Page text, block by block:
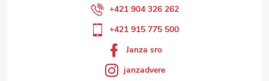
+421 904 326 262
+421 915 775 500
Janza sro
janzadvere